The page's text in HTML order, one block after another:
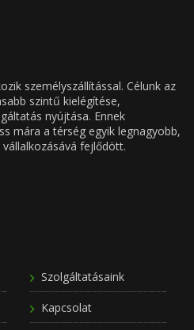
személyszállítással. Célunk az
szintű kielégítése,
nyújtása. Ennek
mára a térség egyik legnagyobb,
fejlődött.
Szolgáltatásaink
Kapcsolat